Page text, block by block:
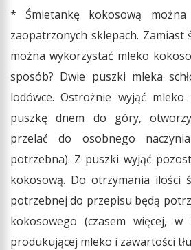
* Śmietankę kokosową
zaopatrzonych sklepach. Zamiast
można wykorzystać mleko
sposób? Dwie puszki mleka
lodówce. Ostrożnie wyjąć
puszkę dnem do góry,
przelać do osobnego
potrzebna). Z puszki wyjąć
kokosową. Do otrzymania ilości
potrzebnej do przepisu będą
kokosowego (czasem więcej,
produkującej mleko i zawartości